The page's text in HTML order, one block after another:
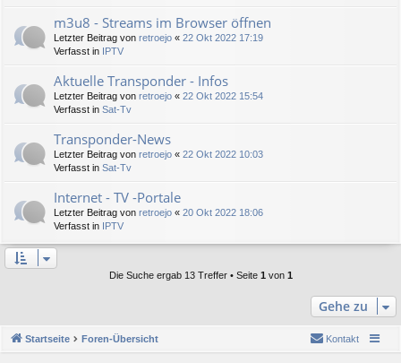
m3u8 - Streams im Browser öffnen
Letzter Beitrag von retroejo « 22 Okt 2022 17:19
Verfasst in
IPTV
Aktuelle Transponder - Infos
Letzter Beitrag von retroejo « 22 Okt 2022 15:54
Verfasst in Sat-Tv
Transponder-News
Letzter Beitrag von retroejo « 22 Okt 2022 10:03
Verfasst in Sat-Tv
Internet - TV -Portale
Letzter Beitrag von retroejo « 20 Okt 2022 18:06
Verfasst in
IPTV
Die Suche ergab 13 Treffer • Seite 1 von 1
Gehe zu
Startseite Foren-Übersicht Kontakt